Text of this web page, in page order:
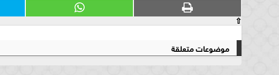
⇧
موضوعات متعلقة